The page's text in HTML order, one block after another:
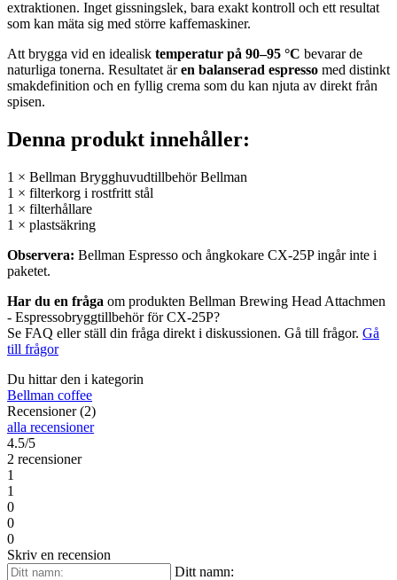
extraktionen. Inget gissningslek, bara exakt kontroll och ett resultat
som kan mäta sig med större kaffemaskiner.
Att brygga vid en idealisk temperatur på 90–95 °C bevarar de
naturliga tonerna. Resultatet ären balanserad espresso med distinkt
smakdefinition och en fyllig crema som du kan njuta av direkt från
spisen.
Denna produkt innehåller:
1 × Bellman Brygghuvudtillbehör Bellman
1 × filterkorg i rostfritt stål
1 × filterhållare
1 × plastsäkring
Observera: Bellman Espresso och ångkokare CX-25P ingår inte i
paketet.
Har du en fråga om produkten Bellman Brewing Head Attachmen
- Espressobryggtillbehör för CX-25P?
Se FAQ eller ställ din fråga direkt i diskussionen. Gå till frågor. Gå
till frågor
Du hittar den i kategorin
Bellman coffee
Recensioner (2)
alla recensioner
4.5/5
2 recensioner
1
1
0
0
0
Skriv en recension
Ditt namn: